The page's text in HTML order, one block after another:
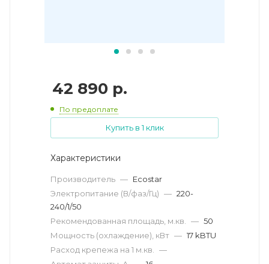
42 890 р.
По предоплате
Купить в 1 клик
Характеристики
Производитель — Ecostar
Электропитание (В/фаз/Гц) — 220-
240/1/50
Рекомендованная площадь, м.кв.
— 50
Мощность (охлаждение), кВт — 17 kBTU
Расход крепежа на 1 м.кв.
—